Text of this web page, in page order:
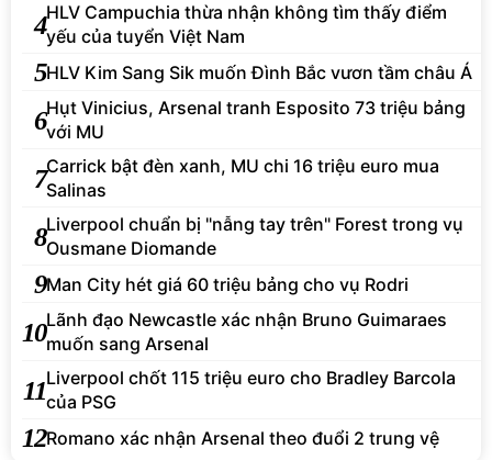
4HLV Campuchia thừa nhận không tìm thấy điểm
yếu của tuyển Việt Nam
5HLV Kim Sang Sik muốn Đình Bắc vươn tầm châu Á
6Hụt Vinicius, Arsenal tranh Esposito 73 triệu bảng
với MU
7Carrick bật đèn xanh, MU chi 16 triệu euro mua
Salinas
8Liverpool chuẩn bị "nẫng tay trên" Forest trong vụ
Ousmane Diomande
9Man City hét giá 60 triệu bảng cho vụ Rodri
10Lãnh đạo Newcastle xác nhận Bruno Guimaraes
muốn sang Arsenal
11Liverpool chốt 115 triệu euro cho Bradley Barcola
của PSG
12Romano xác nhận Arsenal theo đuổi 2 trung vệ